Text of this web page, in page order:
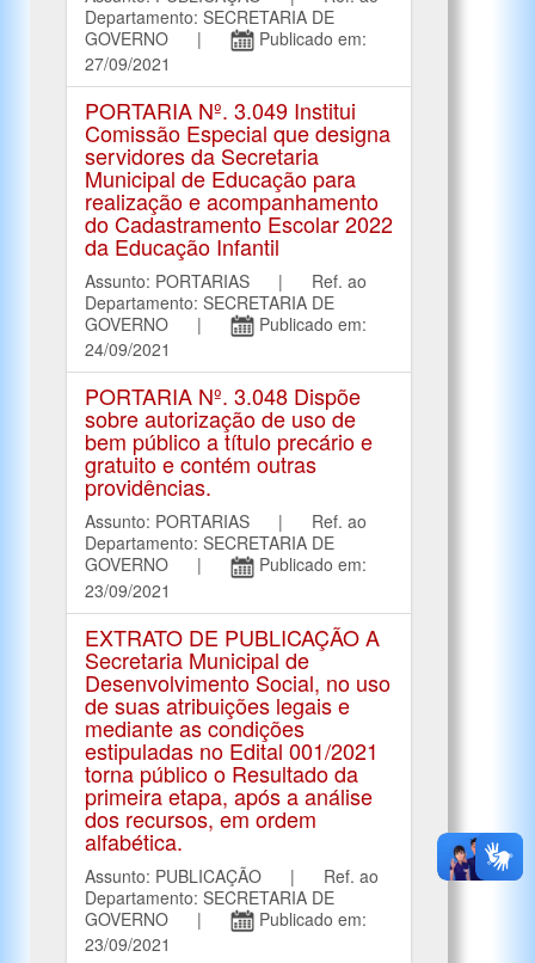
Departamento: SECRETARIA DE
GOVERNO |
Publicado em:
27/09/2021
PORTARIA Nº. 3.049 Institui
Comissão Especial que designa
servidores da Secretaria
Municipal de Educação para
realização e acompanhamento
do Cadastramento Escolar 2022
da Educação Infantil
Assunto: PORTARIAS | Ref. ao
Departamento: SECRETARIA DE
GOVERNO |
Publicado em:
24/09/2021
PORTARIA Nº. 3.048 Dispõe
sobre autorização de uso de
bem público a título precário e
gratuito e contém outras
providências.
Assunto: PORTARIAS | Ref. ao
Departamento: SECRETARIA DE
GOVERNO |
Publicado em:
23/09/2021
EXTRATO DE PUBLICAÇÃO A
Secretaria Municipal de
Desenvolvimento Social, no uso
de suas atribuições legais e
mediante as condições
estipuladas no Edital 001/2021
torna público o Resultado da
primeira etapa, após a análise
dos recursos, em ordem
alfabética.
Assunto: PUBLICAÇÃO | Ref. ao
Departamento: SECRETARIA DE
GOVERNO |
Publicado em:
23/09/2021